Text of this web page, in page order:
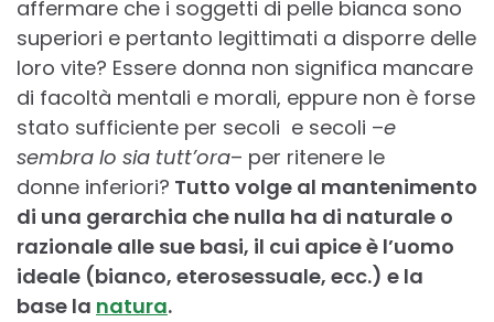
affermare che i soggetti di pelle bianca sono
superiori e pertanto legittimati a disporre delle
loro vite? Essere donna non significa mancare
di facoltà mentali e morali, eppure non è forse
stato sufficiente per secoli e secoli –e
sembra lo sia tutt’ora– per ritenere le
donne inferiori? Tutto volge al mantenimento
di una gerarchia che nulla ha di naturale o
razionale alle sue basi, il cui apice è l’uomo
ideale (bianco, eterosessuale, ecc.) e la
base la natura.